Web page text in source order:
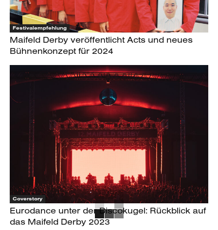
Festivalempfehlung
Maifeld Derby veröffentlicht Acts und neues
Bühnenkonzept für 2024
Coverstory
Eurodance unter der Discokugel: Rückblick auf
das Maifeld Derby 2023